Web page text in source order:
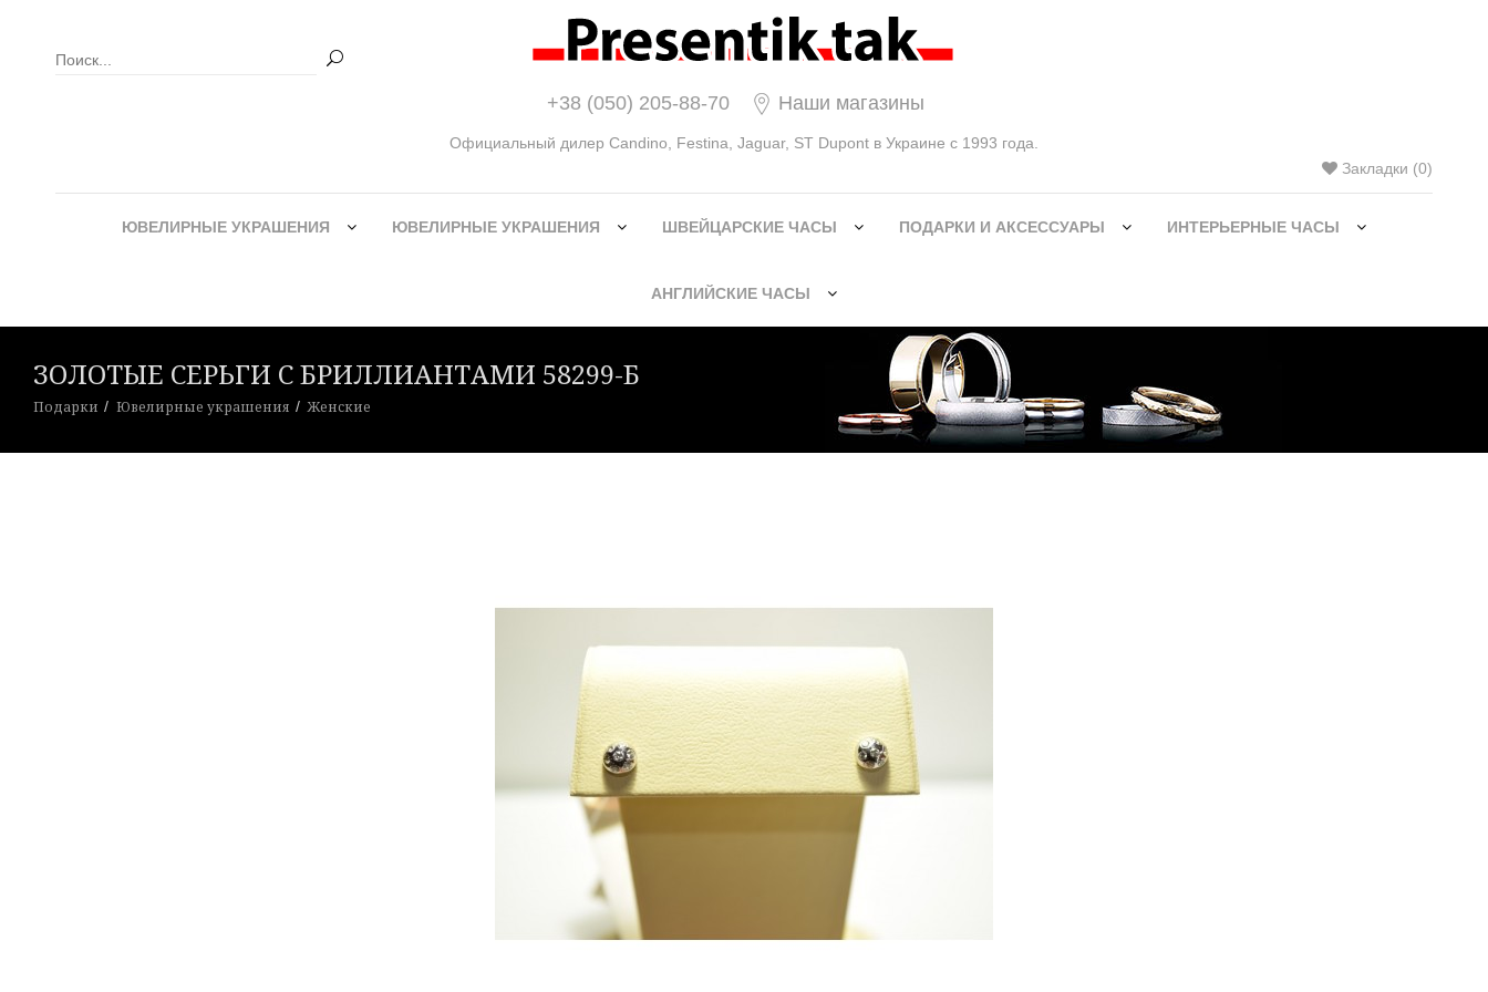
+38 (050) 205-88-70 Наши магазины
Официальный дилер Candino, Festina, Jaguar, ST Dupont в Украине с 1993 года.
Закладки (0)
ЮВЕЛИРНЫЕ УКРАШЕНИЯ ЮВЕЛИРНЫЕ УКРАШЕНИЯ ШВЕЙЦАРСКИЕ ЧАСЫ ПОДАРКИ И АКСЕССУАРЫ ИНТЕРЬЕРНЫЕ ЧАСЫ
АНГЛИЙСКИЕ ЧАСЫ
ЗОЛОТЫЕ СЕРЬГИ С БРИЛЛИАНТАМИ 58299-Б
Подарки Ювелирные украшения Женские